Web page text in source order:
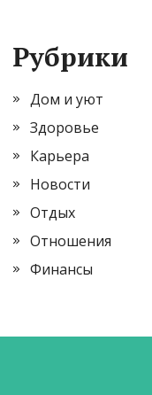
Рубрики
Дом и уют
Здоровье
Карьера
Новости
Отдых
Отношения
Финансы